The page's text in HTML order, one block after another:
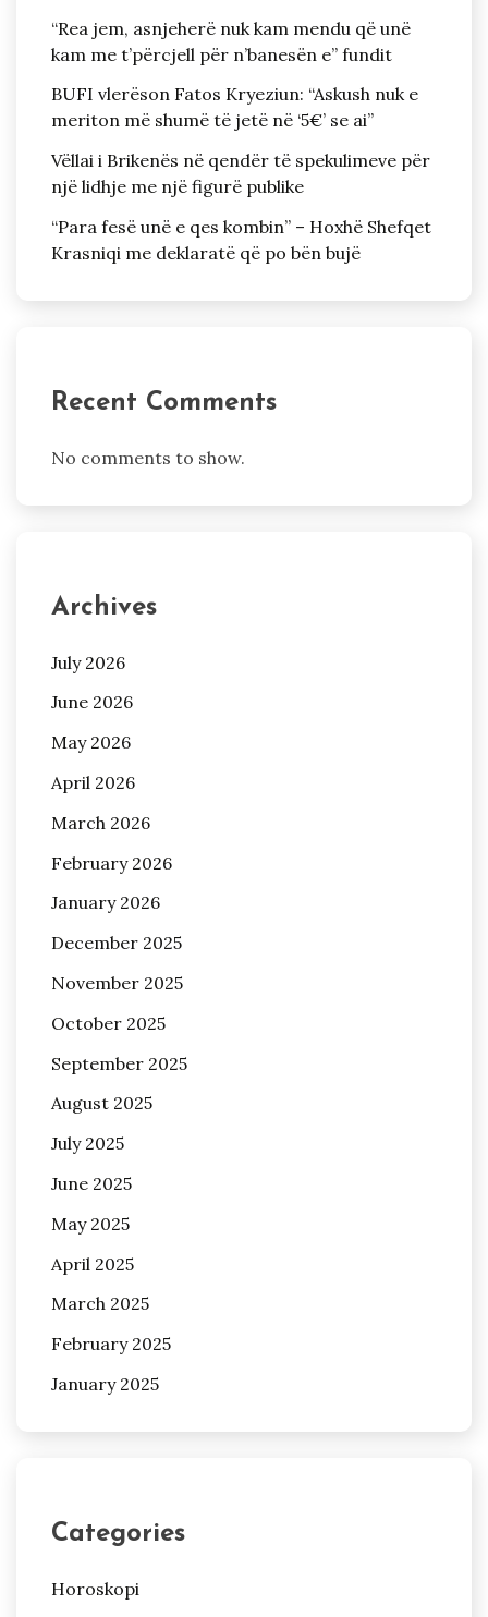
“Rea jem, asnjeherë nuk kam mendu që unë
kam me t’përcjell për n’banesën e” fundit
BUFI vlerëson Fatos Kryeziun: “Askush nuk e
meriton më shumë të jetë në ‘5€’ se ai”
Vëllai i Brikenës në qendër të spekulimeve për
një lidhje me një figurë publike
“Para fesë unë e qes kombin” – Hoxhë Shefqet
Krasniqi me deklaratë që po bën bujë
Recent Comments
No comments to show.
Archives
July 2026
June 2026
May 2026
April 2026
March 2026
February 2026
January 2026
December 2025
November 2025
October 2025
September 2025
August 2025
July 2025
June 2025
May 2025
April 2025
March 2025
February 2025
January 2025
Categories
Horoskopi